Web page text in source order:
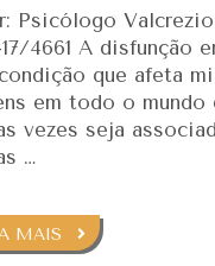
Psicólogo
17/4661 A disfunção
que afeta
em todo o mundo
vezes seja
…
MAIS